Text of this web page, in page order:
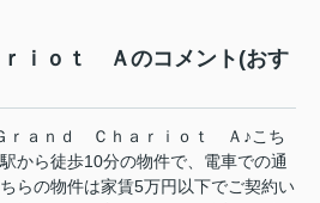
ｉｏｔ Ａのコメント(おす
ｒａｎｄ Ｃｈａｒｉｏｔ Ａ♪こち
から徒歩10分の物件で、電車での通
らの物件は家賃5万円以下でご契約い